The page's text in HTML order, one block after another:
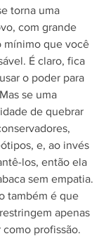
torna uma
com grande
mínimo que você
É claro, fica
o poder para
se uma
de quebrar
e, ao invés
los, então ela
sem empatia.
também é que
apenas
profissão.